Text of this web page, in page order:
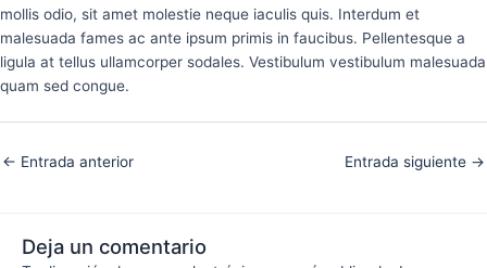
mollis odio, sit amet molestie neque iaculis quis. Interdum et
malesuada fames ac ante ipsum primis in faucibus. Pellentesque a
ligula at tellus ullamcorper sodales. Vestibulum vestibulum malesuada
quam sed congue.
← Entrada anterior Entrada siguiente →
Deja un comentario